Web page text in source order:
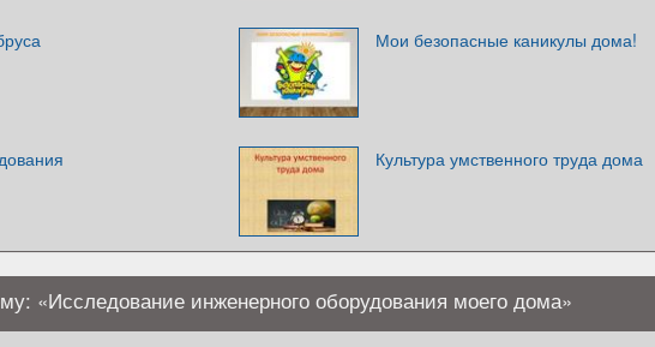
Мои безопасные каникулы дома!
Культура умственного труда дома
«Исследование инженерного оборудования моего дома»